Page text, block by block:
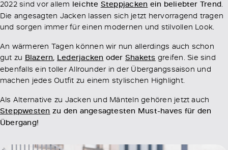
2022 sind vor allem leichte Steppjacken ein beliebter Trend.
Die angesagten Jacken lassen sich jetzt hervorragend tragen
und sorgen immer für einen modernen und stilvollen Look.
An wärmeren Tagen können wir nun allerdings auch schon
gut zu Blazern, Lederjacken oder Shakets greifen. Sie sind
ebenfalls ein toller Allrounder in der Übergangssaison und
machen jedes Outfit zu einem stylischen Highlight.
Als Alternative zu Jacken und Mänteln gehören jetzt auch
Steppwesten zu den angesagtesten Must-haves für den
Übergang!